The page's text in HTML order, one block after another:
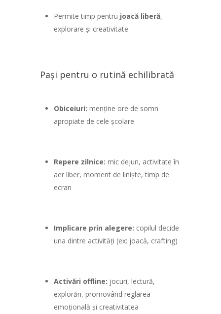
Permite timp pentru joacă liberă,
explorare și creativitate
Pași pentru o rutină echilibrată
Obiceiuri: menține ore de somn
apropiate de cele școlare
Repere zilnice: mic dejun, activitate în
aer liber, moment de liniște, timp de
ecran
Implicare prin alegere: copilul decide
una dintre activități (ex: joacă, crafting)
Activări offline: jocuri, lectură,
explorări, promovând reglarea
emoțională și creativitatea